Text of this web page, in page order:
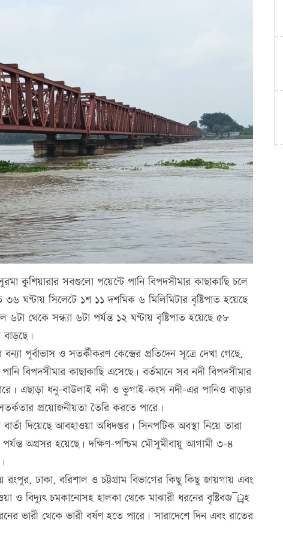
কুশিয়ারার সবগুলো পয়েন্টে পানি বিপদসীমার কাছাকাছি চলে
ঘণ্টায় সিলেটে ১শ ১১ দশমিক ৬ মিলিমিটার বৃষ্টিপাত হয়েছে
থেকে সন্ধ্যা ৬টা পর্যন্ত ১২ ঘণ্টায় বৃষ্টিপাত হয়েছে ৫৮
পূর্বাভাস ও সতর্কীকরণ কেন্দ্রের প্রতিদেন সূত্রে দেখা গেছে,
বিপদসীমার কাছাকাছি এসেছে। বর্তমানে সব নদী বিপদসীমার
এছাড়া ধনু-বাউলাই নদী ও ভুগাই-কংস নদী-এর পানিও বাড়ার
প্রয়োজনীয়তা তৈরি করতে পারে।
দিয়েছে আবহাওয়া অধিদপ্তর। সিনপটিক অবস্থা নিয়ে তারা
পর্যন্ত অগ্রসর হয়েছে। দক্ষিণ-পশ্চিম মৌসুমীবায়ু আগামী ৩-৪
ঢাকা, বরিশাল ও চট্টগ্রাম বিভাগের কিছু কিছু জায়গায় এবং
ও বিদ্যুৎ চমকানোসহ হালকা থেকে মাঝারী ধরনের বৃষ্টিবজ¯্রহ
ভারী থেকে ভারী বর্ষণ হতে পারে। সারাদেশে দিন এবং রাতের